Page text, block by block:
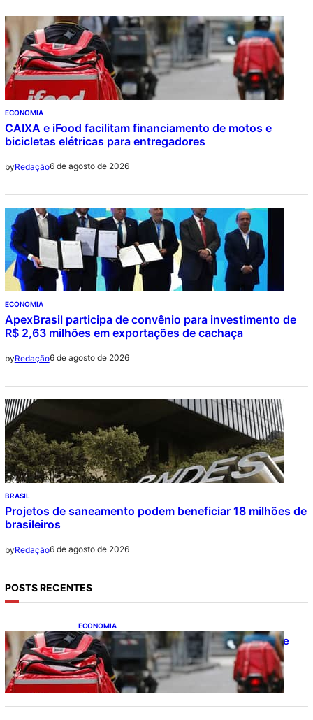
ECONOMIA
CAIXA e iFood facilitam financiamento de motos e
bicicletas elétricas para entregadores
byRedação6 de agosto de 2026
ECONOMIA
ApexBrasil participa de convênio para investimento de
R$ 2,63 milhões em exportações de cachaça
byRedação6 de agosto de 2026
BRASIL
Projetos de saneamento podem beneficiar 18 milhões de
brasileiros
byRedação6 de agosto de 2026
POSTS RECENTES
ECONOMIA
CAIXA e iFood facilitam financiamento de
motos e bicicletas elétricas para
entregadores